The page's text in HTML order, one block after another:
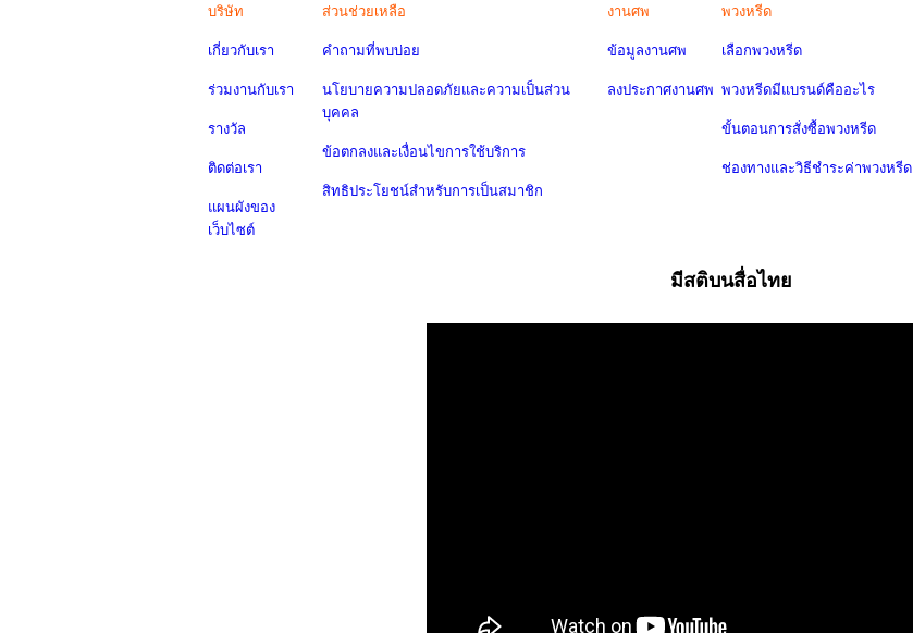
บริษัท
เกี่ยวกับเรา
ร่วมงานกับเรา
รางวัล
ติดต่อเรา
แผนผังของ
เว็บไซต์
ส่วนช่วยเหลือ
คำถามที่พบบ่อย
นโยบายความปลอดภัยและความเป็นส่วน
บุคคล
ข้อตกลงและเงื่อนไขการใช้บริการ
สิทธิประโยชน์สำหรับการเป็นสมาชิก
งานศพ
ข้อมูลงานศพ
ลงประกาศงานศพ
พวงหรีด
เลือกพวงหรีด
พวงหรีดมีแบรนด์คืออะไร
ขั้นตอนการสั่งซื้อพวงหรีด
ช่องทางและวิธีชำระค่าพวงหรีด
มีสติบนสื่อไทย